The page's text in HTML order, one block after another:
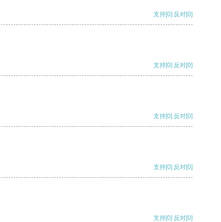
支持[0] 反对[0]
支持[0] 反对[0]
支持[0] 反对[0]
支持[0] 反对[0]
支持[0] 反对[0]